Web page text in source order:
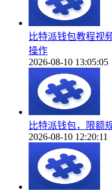
比特派钱包教程视
操作
2026-08-10 13:05:05
比特派钱包，限额
2026-08-10 12:20:11